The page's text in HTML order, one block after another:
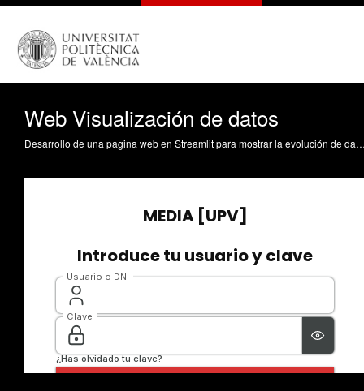
Web Visualización de datos
Desarrollo de una pagina web en Streamlit para mostrar la evolución de datos de viviendas en